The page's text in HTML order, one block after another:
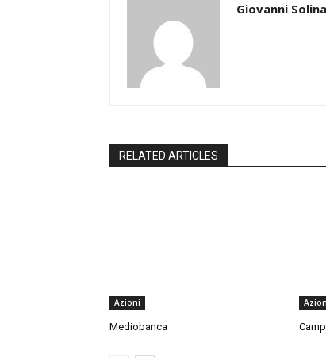
Giovanni
RELATED ARTICLES
Azioni
Mediobanca